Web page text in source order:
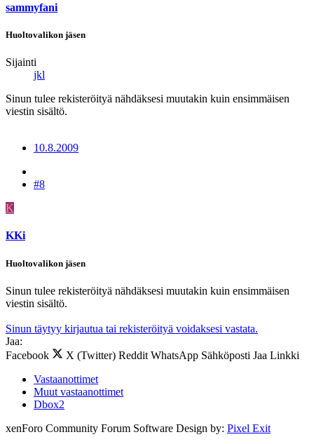
sammyfani
Huoltovalikon jäsen
Sijainti
jkl
Sinun tulee rekisteröityä nähdäksesi muutakin kuin ensimmäisen
viestin sisältö.
10.8.2009
#8
K
KKi
Huoltovalikon jäsen
Sinun tulee rekisteröityä nähdäksesi muutakin kuin ensimmäisen
viestin sisältö.
Sinun täytyy kirjautua tai rekisteröityä voidaksesi vastata.
Jaa:
Facebook
X (Twitter) Reddit WhatsApp Sähköposti Jaa Linkki
Vastaanottimet
Muut vastaanottimet
Dbox2
xenForo Community Forum Software Design by: Pixel Exit